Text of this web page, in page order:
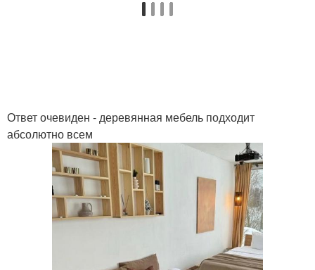
Ответ очевиден - деревянная мебель подходит
абсолютно всем